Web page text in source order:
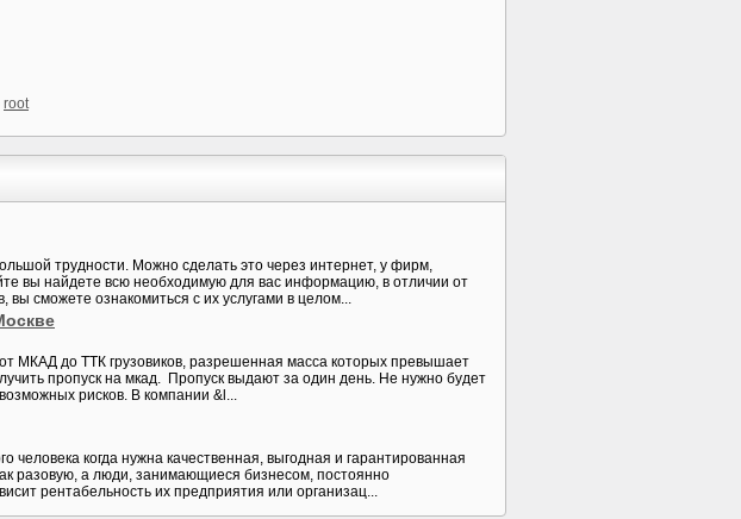
root
трудности. Можно сделать это через интернет, у фирм,
вы найдете всю необходимую для вас информацию, в отличии от
сможете ознакомиться с их услугами в целом...
МКАД до ТТК грузовиков, разрешенная масса которых превышает
пропуск на мкад. Пропуск выдают за один день. Не нужно будет
рисков. В компании &l...
человека когда нужна качественная, выгодная и гарантированная
разовую, а люди, занимающиеся бизнесом, постоянно
рентабельность их предприятия или организац...